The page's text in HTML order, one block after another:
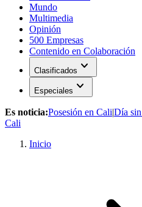
Mundo
Multimedia
Opinión
500 Empresas
Contenido en Colaboración
Clasificados expand_more
Especiales expand_more
Es noticia:Posesión en Cali|Día
Cali
Inicio